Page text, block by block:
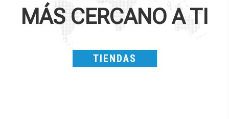
MÁS CERCANO A TI
TIENDAS